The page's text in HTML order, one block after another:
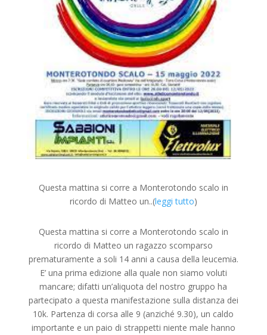
Questa mattina si corre a Monterotondo scalo in
ricordo di Matteo un..(leggi tutto)
Questa mattina si corre a Monterotondo scalo in
ricordo di Matteo un ragazzo scomparso
prematuramente a soli 14 anni a causa della leucemia.
E’ una prima edizione alla quale non siamo voluti
mancare; difatti un’aliquota del nostro gruppo ha
partecipato a questa manifestazione sulla distanza dei
10k. Partenza di corsa alle 9 (anziché 9.30), un caldo
importante e un paio di strappetti niente male hanno